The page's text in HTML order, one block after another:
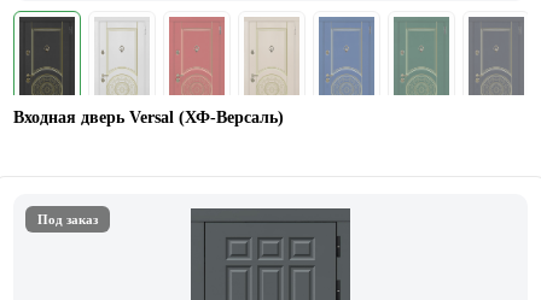
Входная дверь Versal (ХФ-Версаль)
Под заказ